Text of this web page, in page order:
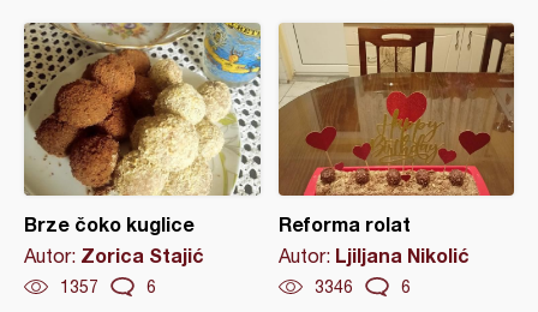
Brze čoko kuglice
Autor: Zorica Stajić
1357 6
Reforma rolat
Autor: Ljiljana Nikolić
3346 6